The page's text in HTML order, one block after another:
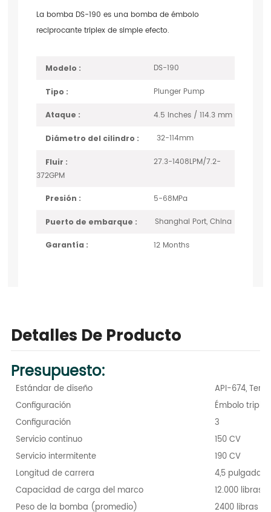
La bomba DS-190 es una bomba de émbolo
reciprocante triplex de simple efecto.
Modelo : DS-190
Tipo : Plunger Pump
Ataque : 4.5 Inches / 114.3 mm
Diámetro del cilindro : 32-114mm
Fluir :
27.3-1408LPM/7.2-
372GPM
Presión : 5-68MPa
Puerto de embarque : Shanghai Port, China
Garantía : 12 Months
Detalles De Producto
Presupuesto:
Estándar de diseño
API-674,
Configuración
Émbolo
Configuración
3
Servicio continuo
150 CV
Servicio intermitente
190 CV
Longitud de carrera
4,5 pulgadas
Capacidad de carga del marco
12.000 libras
Peso de la bomba (promedio)
2400 libras /